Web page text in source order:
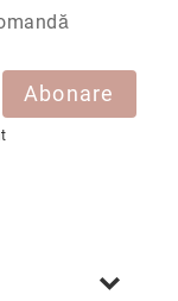
Abonare